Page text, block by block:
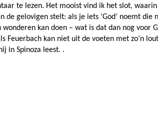
te lezen. Het mooist vind ik het slot,
de gelovigen stelt: als je iets ‘God’ noemt die
kan doen – wat is dat dan nog voor
Feuerbach kan niet uit de voeten met zo’n
in Spinoza leest. .